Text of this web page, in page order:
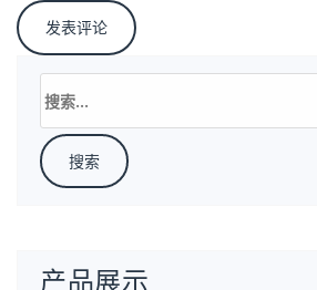
索：
产品展示